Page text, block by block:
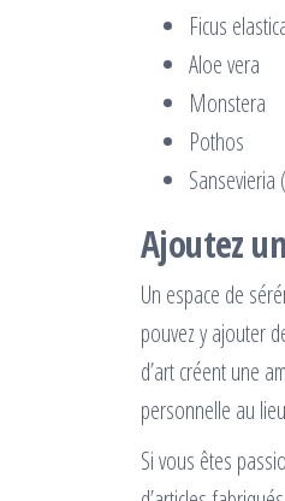
Ficus
Aloe vera
Monstera
Pothos
Ajoutez
Un espace de
pouvez y ajouter
d’art créent une
personnelle au
Si vous êtes